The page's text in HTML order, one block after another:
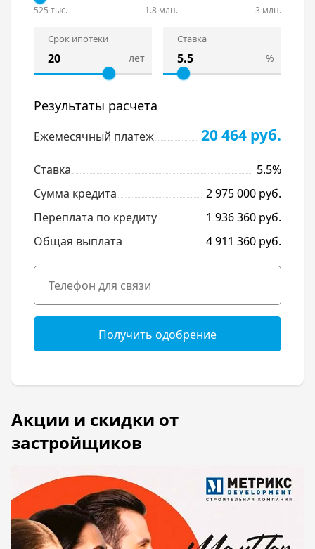
525 тыс. 1.8 млн. 3 млн.
Срок ипотеки
лет
Ставка
%
Результаты расчета
Ежемесячный платеж 20 464 руб.
Ставка
5.5%
Сумма кредита
2 975 000 руб.
Переплата по кредиту
1 936 360 руб.
Общая выплата
4 911 360 руб.
Получить одобрение